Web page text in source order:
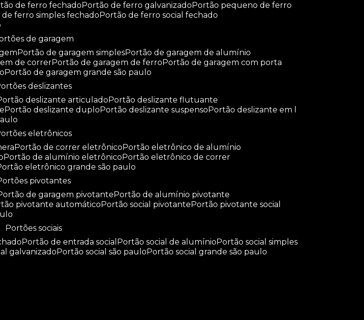
de ferro fechado portão de ferro galvanizado
portão pequeno de ferro
de ferro simples fechado
portão de ferro social fechado
de garagem
portão de garagem simples
portão de garagem de alumínio
de correr portão de garagem de ferro
portão de garagem com porta
portão de garagem grande são paulo
portões deslizantes
portão deslizante articulado
portão deslizante flutuante
portão deslizante duplo portão deslizante suspenso
portão deslizante em l
portões eletrônicos
portão de correr eletrônico
portão eletrônico de alumínio
portão de alumínio eletrônico
portão eletrônico de correr
portão eletrônico grande são paulo
portões pivotantes
portão de garagem pivotante
portão de alumínio pivotante
pivotante automático portão social pivotante
portão pivotante social
portões sociais
portão de entrada social portão social de alumínio
portão social simples
galvanizado portão social são paulo portão social grande são paulo